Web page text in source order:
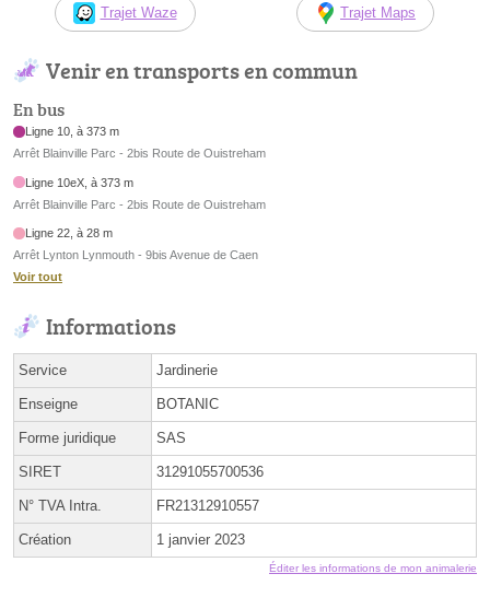
Trajet Waze Trajet Maps
Venir en transports en commun
En bus
Ligne 10, à 373 m
Arrêt Blainville Parc - 2bis Route de Ouistreham
Ligne 10eX, à 373 m
Arrêt Blainville Parc - 2bis Route de Ouistreham
Ligne 22, à 28 m
Arrêt Lynton Lynmouth - 9bis Avenue de Caen
Voir tout
Informations
Service Jardinerie
Enseigne BOTANIC
Forme juridique SAS
SIRET 31291055700536
N° TVA Intra. FR21312910557
Création 1 janvier 2023
Éditer les informations de mon animalerie